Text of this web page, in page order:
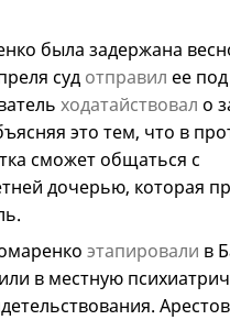
была задержана
суд отправил ее
ходатайствовал о
это тем, что в
сможет общаться с
дочерью, которая
этапировали в
в местную